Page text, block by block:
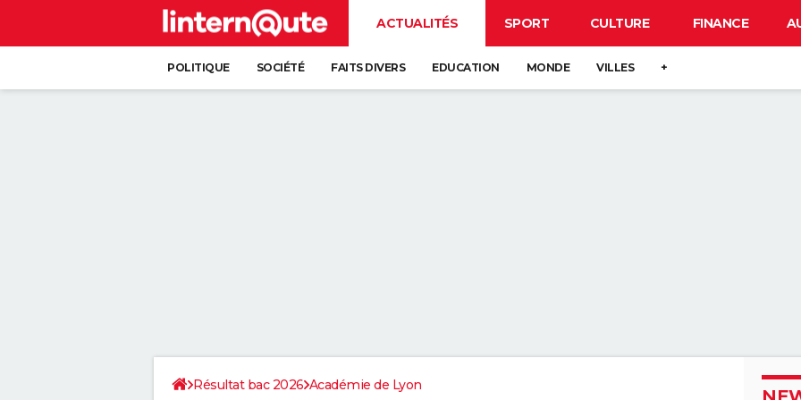
ACTUALITÉS SPORT CULTURE FINANCE
POLITIQUE SOCIÉTÉ FAITS DIVERS EDUCATION MONDE VILLES +
Résultat bac 2026 Académie de Lyon